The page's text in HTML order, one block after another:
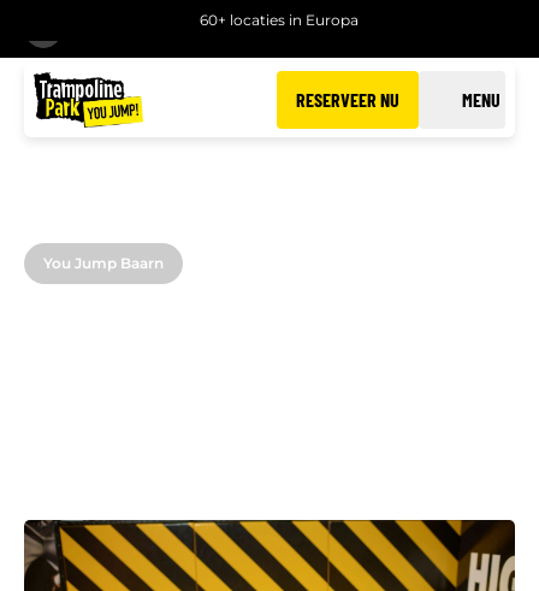
60+ locaties in Europa
RESERVEER NU MENU
You Jump Baarn